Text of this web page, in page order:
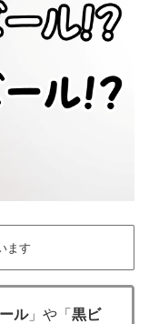
ます
ル」や「 黒ビ